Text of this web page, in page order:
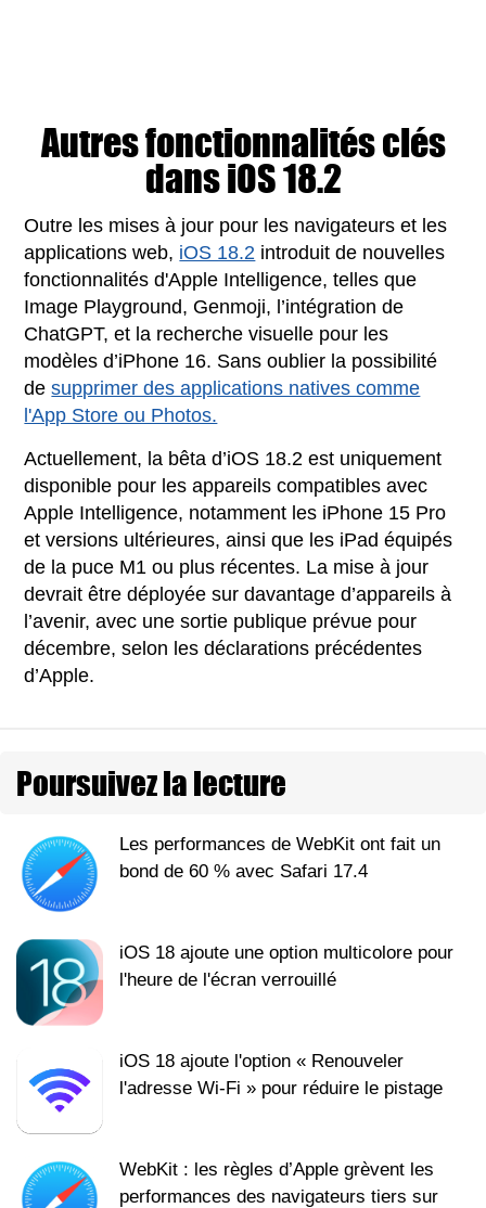
Autres fonctionnalités clés
dans iOS 18.2
Outre les mises à jour pour les navigateurs et les
applications web, iOS 18.2 introduit de nouvelles
fonctionnalités d'Apple Intelligence, telles que
Image Playground, Genmoji, l’intégration de
ChatGPT, et la recherche visuelle pour les
modèles d’iPhone 16. Sans oublier la possibilité
desupprimer des applications natives comme
l'App Store ou Photos.
Actuellement, la bêta d’iOS 18.2 est uniquement
disponible pour les appareils compatibles avec
Apple Intelligence, notamment les iPhone 15 Pro
et versions ultérieures, ainsi que les iPad équipés
de la puce M1 ou plus récentes. La mise à jour
devrait être déployée sur davantage d’appareils à
l’avenir, avec une sortie publique prévue pour
décembre, selon les déclarations précédentes
d’Apple.
Poursuivez la lecture
Les performances de WebKit ont fait un
bond de 60 % avec Safari 17.4
iOS 18 ajoute une option multicolore pour
l'heure de l'écran verrouillé
iOS 18 ajoute l'option « Renouveler
l'adresse Wi-Fi » pour réduire le pistage
WebKit : les règles d’Apple grèvent les
performances des navigateurs tiers sur